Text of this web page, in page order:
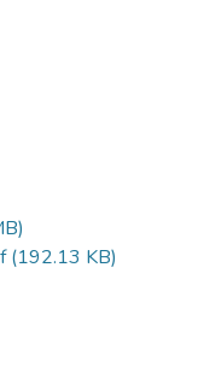
(192.13 KB)